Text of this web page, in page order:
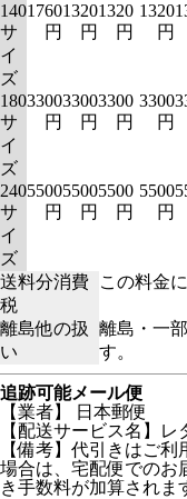
140
サ
イ
ズ
1760
円
1320
円
1320
円
1320
円
180
サ
イ
ズ
3300
円
3300
円
3300
円
3300
円
240
サ
イ
ズ
5500
円
5500
円
5500
円
5500
円
送料分消費
税
この料金
離島他の扱
い
離島・一
す。
追跡可能メール便
【業者】 日本郵便
【配送サービス名】レ
【備考】代引きはご
場合は、宅配便でのお
き手数料が加算されま